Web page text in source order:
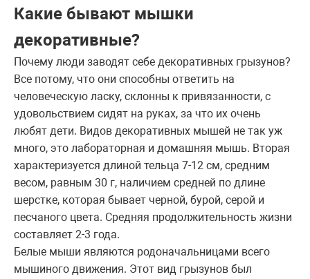
Какие бывают мышки
декоративные?
Почему люди заводят себе декоративных грызунов?
Все потому, что они способны ответить на
человеческую ласку, склонны к привязанности, с
удовольствием сидят на руках, за что их очень
любят дети. Видов декоративных мышей не так уж
много, это лабораторная и домашняя мышь. Вторая
характеризуется длиной тельца 7-12 см, средним
весом, равным 30 г, наличием средней по длине
шерстке, которая бывает черной, бурой, серой и
песчаного цвета. Средняя продолжительность жизни
составляет 2-3 года.
Белые мыши являются родоначальницами всего
мышиного движения. Этот вид грызунов был